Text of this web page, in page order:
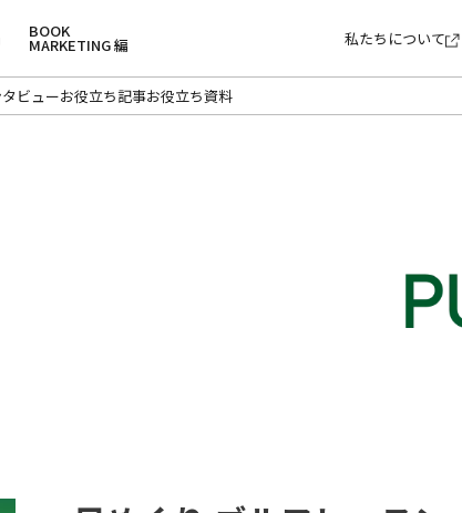
BOOK
MARKETING 編 私たちについて
ビューお役立ち記事お役立ち資料